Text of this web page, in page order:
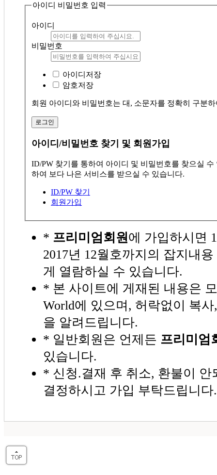
아이디 비밀번호 입력
아이디
비밀번호
아이디저장
암호저장
회원 아이디와 비밀번호는 대, 소문자를 정확히 구분
로그인
아이디/비밀번호 찾기 및 회원가입
ID/PW 찾기를 통하여 아이디 및 비밀번호를 찾으실
하여 보다 나은 서비스를 받으실 수 있습니다.
ID/PW 찾기
회원가입
* 프리미엄회원 에 가입하시면
2017년 12월호까지의 잡지내
게 열람하실 수 있습니다.
* 본 사이트에 게재된 내용은
World에 있으며, 허락없이 복
을 알려드립니다.
* 일반회원은 언제든 프리미엄
있습니다.
* 신청.결재 후 취소, 환불이 안
결정하시고 가입 부탁드립니다.